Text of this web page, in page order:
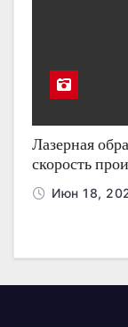
Лазерная
скорость
Июн 18,